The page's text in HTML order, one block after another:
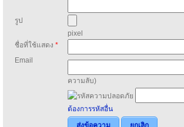
รูป
pixel
ชื่อที่ใช้แสดง *
Email
ความลับ)
ต้องการรหัสอื่น
ส่งข้อความ
ยกเลิก